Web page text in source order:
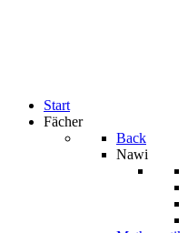
Start
Fächer
Back
Nawi